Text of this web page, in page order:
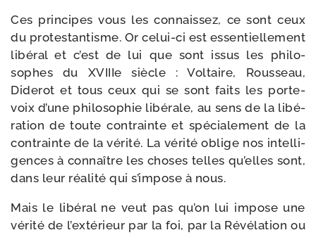
Ces prin­cipes vous les connais­sez, ce sont ceux
du pro­tes­tan­tisme. Or celui-​ci est essen­tiel­le­ment
libé­ral et c’est de lui que sont issus les phi­lo­
sophes du XVIIIe siècle : Voltaire, Rousseau,
Diderot et tous ceux qui se sont faits les porte-​
voix d’une phi­lo­so­phie libé­rale, au sens de la libé­
ra­tion de toute contrainte et spé­cia­le­ment de la
contrainte de la véri­té. La véri­té oblige nos intel­li­
gences à connaître les choses telles qu’elles sont,
dans leur réa­li­té qui s’impose à nous.
Mais le libé­ral ne veut pas qu’on lui impose une
véri­té de l’extérieur par la foi, par la Révélation ou